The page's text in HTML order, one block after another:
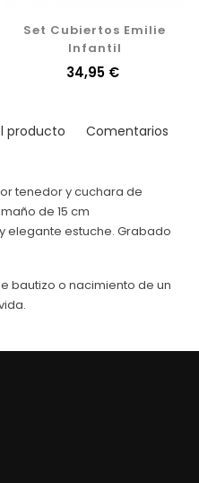
Set Cubiertos Emilie
Infantil
Precio
34,95 €
producto Comentarios
tenedor y cuchara de
de 15 cm
elegante estuche. Grabado
bautizo o nacimiento de un